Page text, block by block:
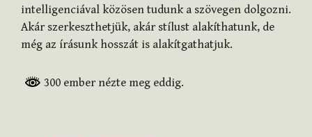
intelligenciával közösen tudunk a szövegen dolgozni.
Akár szerkeszthetjük, akár stílust alakíthatunk, de
még az írásunk hosszát is alakítgathatjuk.
300 ember nézte meg eddig.